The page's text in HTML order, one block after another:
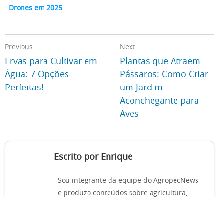
Drones em 2025
Previous
Ervas para Cultivar em
Água: 7 Opções
Perfeitas!
Next
Plantas que Atraem
Pássaros: Como Criar
um Jardim
Aconchegante para
Aves
Escrito por Enrique
Sou integrante da equipe do AgropecNews
e produzo conteúdos sobre agricultura,